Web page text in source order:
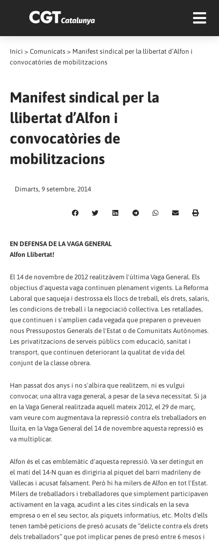
Inici > Comunicats > Manifest sindical per la llibertat d’Alfon i
convocatòries de mobilitzacions
Manifest sindical per la
llibertat d’Alfon i
convocatòries de
mobilitzacions
Dimarts, 9 setembre, 2014
EN DEFENSA DE LA VAGA GENERAL
Alfon Llibertat!
El 14 de novembre de 2012 realitzàvem l'última Vaga General. Els
objectius d'aquesta vaga continuen plenament vigents. La Reforma
Laboral que saqueja i destrossa els llocs de treball, els drets, salaris,
les condicions de treball i la negociació col·lectiva. Les retallades,
que continuen i s'amplien cada vegada que preparen o preveuen
nous Pressupostos Generals de l'Estat o de Comunitats Autònomes.
Les privatitzacions de serveis públics com educació, sanitat i
transport, que continuen deteriorant la qualitat de vida del
conjunt de la classe obrera.
Han passat dos anys i no s'albira que realitzem, ni es vulgui
convocar, una altra vaga general, a pesar de la seva necessitat. Si ja
en la Vaga General realitzada aquell mateix 2012, el 29 de març,
vam veure com augmentava la repressió contra els treballadors en
lluita, en la Vaga General del 14 de novembre aquesta repressió es
va multiplicar.
Alfon és el cas emblemàtic d'aquesta repressió. Va ser detingut en
el matí del 14-N quan es dirigiria al piquet del barri madrileny de
Vallecas i acusat falsament. Però hi ha milers de Alfon en tot l'Estat.
Milers de treballadors i treballadores que simplement participaven
activament en la vaga, acudint a les cites sindicals en la seva
empresa o en el seu sector, als piquets informatius, etc. Molts d'ells
tenen també peticions de presó acusats de “delicte contra els drets
dels treballadors” que pot implicar penes de presó entre 6 mesos i